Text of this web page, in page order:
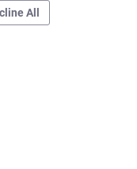
Ethics Code
S.p.A.
All